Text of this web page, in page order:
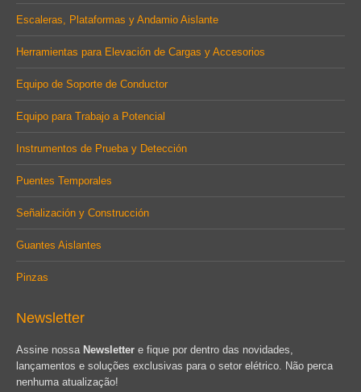
Escaleras, Plataformas y Andamio Aislante
Herramientas para Elevación de Cargas y Accesorios
Equipo de Soporte de Conductor
Equipo para Trabajo a Potencial
Instrumentos de Prueba y Detección
Puentes Temporales
Señalización y Construcción
Guantes Aislantes
Pinzas
Newsletter
Assine nossa Newsletter e fique por dentro das novidades,
lançamentos e soluções exclusivas para o setor elétrico. Não perca
nenhuma atualização!